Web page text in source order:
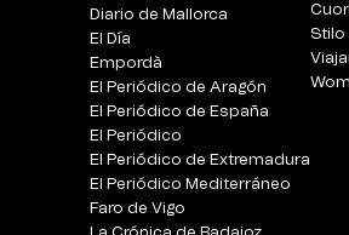
Diario de Mallorca
El Día
Empordà
El Periódico de Aragón
El Periódico de España
El Periódico
El Periódico de Extremadura
El Periódico Mediterráneo
Faro de Vigo
Stilo